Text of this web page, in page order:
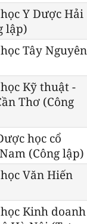
Y Dược Hải
lập)
Tây Nguyên
Kỹ thuật -
Thơ (Công
học cổ
(Công lập)
Văn Hiến
Kinh doanh